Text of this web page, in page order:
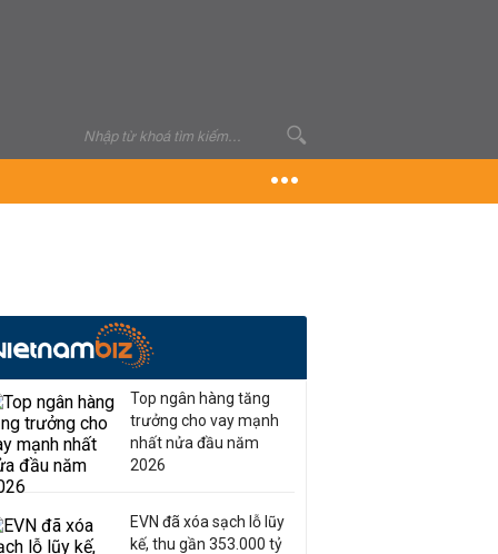
Top ngân hàng tăng
trưởng cho vay mạnh
nhất nửa đầu năm
2026
EVN đã xóa sạch lỗ lũy
kế, thu gần 353.000 tỷ